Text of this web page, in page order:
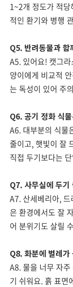
1~2개 정도가 적
적인 환기와 병행
Q5. 반려동물과
A5. 있어요! 캣그
양이에게 비교적
는 독성이 있어 주
Q6. 공기 정화 식
A6. 대부분의 식물
줄이고, 햇빛이 잘
직접 두기보다는
Q7. 사무실에 두
A7. 산세베리아,
은 환경에서도 잘
어 분위기도 살릴
Q8. 화분에 벌레
A8. 물을 너무 자
기 쉬워요. 흙 표면